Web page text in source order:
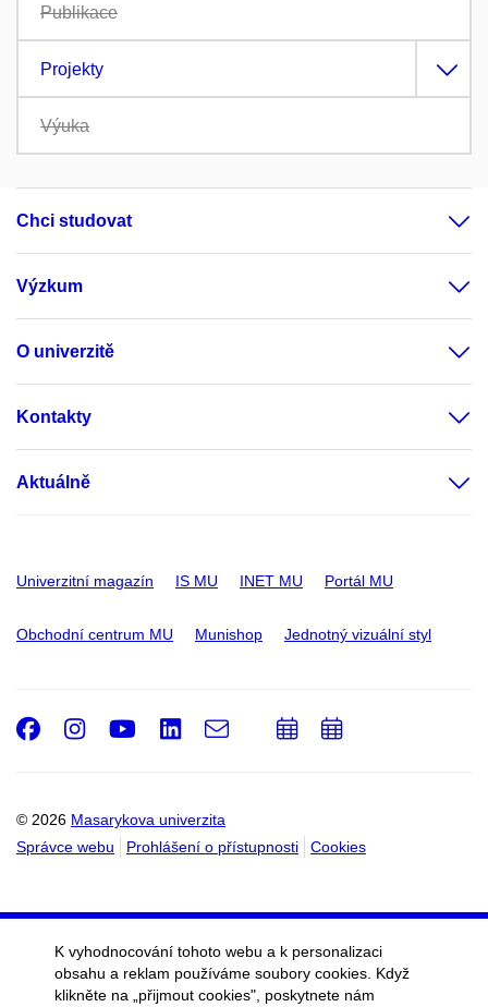
Publikace
Projekty
Výuka
Chci studovat
Výzkum
O univerzitě
Kontakty
Aktuálně
Univerzitní magazín IS MU INET MU Portál MU
Obchodní centrum MU Munishop Jednotný vizuální styl
© 2026 Masarykova univerzita
Správce webu
Prohlášení o přístupnosti Cookies
Facebook
Instagram
Youtube
LinkedIn
e-
Email
PřidatPřidat
K vyhodnocování tohoto webu a k personalizaci
obsahu a reklam používáme soubory cookies. Když
klikněte na „přijmout cookies", poskytnete nám